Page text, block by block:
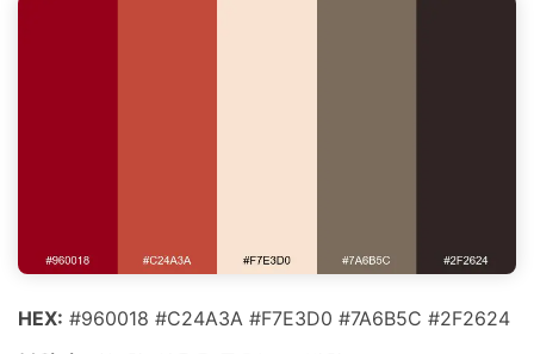
HEX: #960018 #C24A3A #F7E3D0 #7A6B5C #2F2624